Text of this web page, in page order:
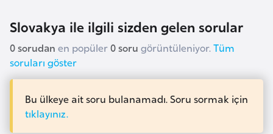
Slovakya ile ilgili sizden gelen sorular
0 sorudan en popüler0 soru görüntüleniyor. Tüm
soruları göster
Bu ülkeye ait soru bulanamadı. Soru sormak için
tıklayınız.
g
a
d